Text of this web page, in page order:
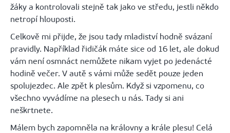
žáky a kontrolovali stejně tak jako ve středu, jestli někdo
netropí hlouposti.
Celkově mi přijde, že jsou tady mladiství hodně svázaní
pravidly. Například řidičák máte sice od 16 let, ale dokud
vám není osmnáct nemůžete nikam vyjet po jedenácté
hodině večer. V autě s vámi může sedět pouze jeden
spolujezdec. Ale zpět k plesům. Když si vzpomenu, co
všechno vyvádíme na plesech u nás. Tady si ani
neškrtnete.
Málem bych zapomněla na královny a krále plesu! Celá